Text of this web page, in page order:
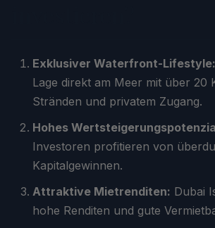
Exklusiver Waterfront-Lifestyle:
Lage direkt am Meer mit über 20
Stränden und privatem Zugang.
Hohes
Investoren profitieren von
Kapitalgewinnen.
Attraktive Mietrenditen: Dubai
hohe Renditen und gute